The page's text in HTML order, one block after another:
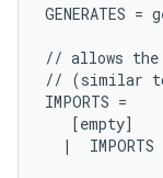
GENERATES =
// allows the
// (similar
IMPORTS =
[empty]
|
IMPORTS